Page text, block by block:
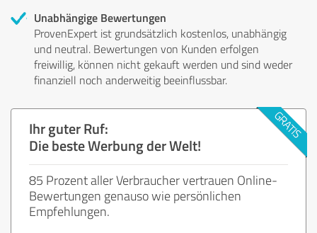
Unabhängige Bewertungen
ProvenExpert ist grundsätzlich kostenlos, unabhängig
und neutral. Bewertungen von Kunden erfolgen
freiwillig, können nicht gekauft werden und sind weder
finanziell noch anderweitig beeinflussbar.
Ihr guter Ruf:
Die beste Werbung der Welt!
85 Prozent aller Verbraucher vertrauen Online-
Bewertungen genauso wie persönlichen
Empfehlungen.